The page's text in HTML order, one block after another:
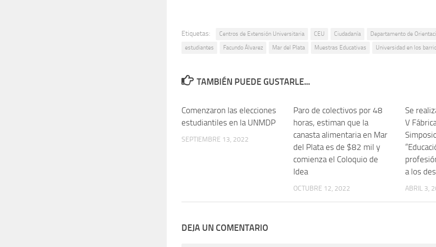
Etiquetas: Centros de Extensión Universitaria CEU Ciudadanía Departamento de
estudiantes
Facundo Álvarez Mar del Plata Muestras Educativas Universidad en los
TAMBIÉN PUEDE GUSTARLE...
Comenzaron las elecciones
estudiantiles en la UNMDP
SEPTIEMBRE 13, 2022
Paro de colectivos por 48
horas, estiman que la
canasta alimentaria en Mar
del Plata es de $82 mil y
comienza el Coloquio de
Idea
OCTUBRE 12, 2022
Se
V
a los
ABRIL 3,
DEJA UN COMENTARIO